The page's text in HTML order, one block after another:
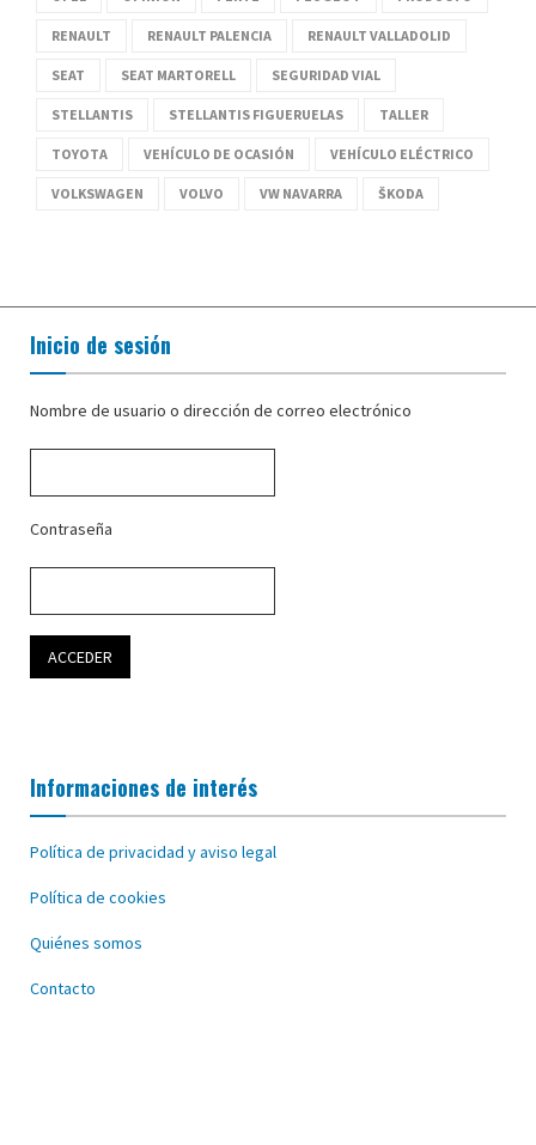
RENAULT RENAULT PALENCIA RENAULT VALLADOLID
SEAT SEAT MARTORELL SEGURIDAD VIAL
STELLANTIS STELLANTIS FIGUERUELAS TALLER
TOYOTA VEHÍCULO DE OCASIÓN VEHÍCULO ELÉCTRICO
VOLKSWAGEN VOLVO VW NAVARRA ŠKODA
Inicio de sesión
Nombre de usuario o dirección de correo electrónico
Contraseña
Informaciones de interés
Política de privacidad y aviso legal
Política de cookies
Quiénes somos
Contacto